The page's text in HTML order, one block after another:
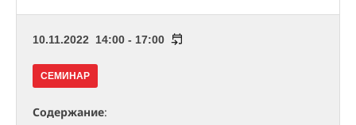
10.11.2022 14:00 - 17:00
СЕМИНАР
Содержание: